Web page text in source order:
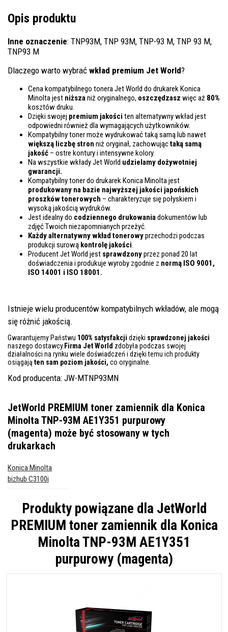
Opis produktu
Inne oznaczenie: TNP93M, TNP 93M, TNP-93 M, TNP 93 M,
TNP93 M
Dlaczego warto wybrać wkład premium Jet World?
Cena kompatybilnego tonera Jet World do drukarek Konica
Minolta jest niższaniż oryginalnego, oszczędzasz więc aż 80%
kosztów druku.
Dzięki swojej premium jakości ten alternatywny wkład jest
odpowiedni również dla wymagających użytkowników.
Kompatybilny toner może wydrukować taką samą lub nawet
większą liczbę stron niż oryginał, zachowująctaką samą
jakość – ostre kontury i intensywne kolory.
Na wszystkie wkłady Jet World udzielamy dożywotniej
gwarancji.
Kompatybilny toner do drukarek Konica Minolta jest
produkowany na bazie najwyższej jakości japońskich
proszków tonerowych – charakteryzuje się połyskiem i
wysoką jakością wydruków.
Jest idealny do codziennego drukowaniadokumentów lub
zdjęć Twoich niezapomnianych przeżyć.
Każdy alternatywny wkład tonerowyprzechodzi podczas
produkcji surową kontrolę jakości.
Producent Jet World jest sprawdzonyprzez ponad 20 lat
doświadczenia i produkuje wyroby zgodnie z normą ISO 9001,
ISO 14001 i ISO 18001.
Istnieje wielu producentów kompatybilnych wkładów, ale mogą
się różnić jakością.
Gwarantujemy Państwu 100% satysfakcji dzięki sprawdzonej jakości
naszego dostawcy. Firma Jet World zdobyła podczas swojej
działalności na rynku wiele doświadczeń i dzięki temu ich produkty
osiągają ten sam poziom jakości, co oryginalne.
Kod producenta: JW-MTNP93MN
JetWorld PREMIUM toner zamiennik dla Konica
Minolta TNP-93M AE1Y351 purpurowy
(magenta) może być stosowany w tych
drukarkach
Konica Minolta
bizhub C3100i
Produkty powiązane dla JetWorld
PREMIUM toner zamiennik dla Konica
Minolta TNP-93M AE1Y351
purpurowy (magenta)